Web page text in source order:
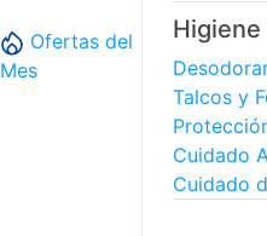
Ofertas del
Mes
Higiene
Talcos y
Cuidado
Cuidado